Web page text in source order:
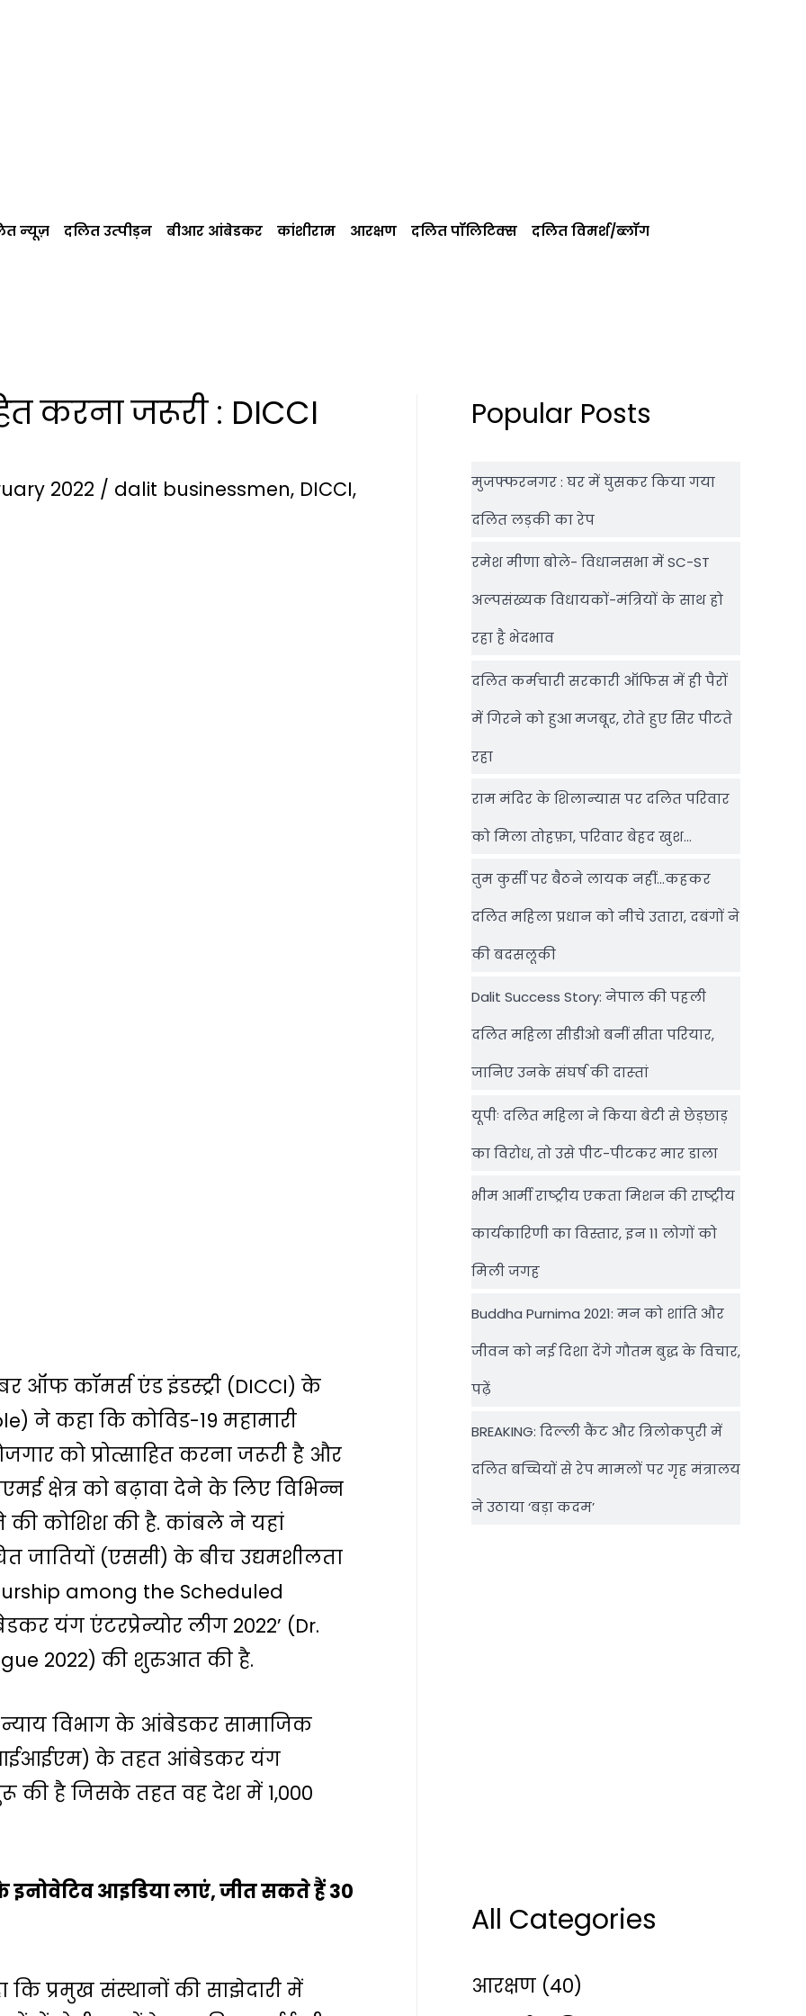
न्‍यूज़ दलित उत्‍पीड़न बीआर आंबेडकर कांशीराम आरक्षण दलित पॉलिटिक्‍स दलित विमर्श/ब्‍लॉग
करना जरूरी : DICCI
2022 / dalit businessmen, DICCI,
ऑफ कॉमर्स एंड इंडस्ट्री (DICCI) के
ने कहा कि कोविड-19 महामारी
को प्रोत्साहित करना जरूरी है और
क्षेत्र को बढ़ावा देने के लिए विभिन्न
कोशिश की है. कांबले ने यहां
जातियों (एससी) के बीच उद्यमशीलता
among the Scheduled
यंग एंटरप्रेन्योर लीग 2022’ (Dr.
2022) की शुरुआत की है.
न्याय विभाग के आंबेडकर सामाजिक
के तहत आंबेडकर यंग
शुरू की है जिसके तहत वह देश में 1,000
के इनोवेटिव आइडिया लाएं, जीत सकते हैं 30
प्रमुख संस्थानों की साझेदारी में
Popular Posts
मुजफ्फरनगर : घर में घुसकर किया गया
दलित लड़की का रेप
रमेश मीणा बोले- विधानसभा में SC-ST
अल्पसंख्यक विधायकों-मंत्रियों के साथ हो
रहा है भेदभाव
दलित कर्मचारी सरकारी ऑफ‍िस में ही पैरों
में गिरने को हुआ मजबूर, रोते हुए सिर पीटते
रहा
राम मंदिर के शिलान्‍यास पर दलित परिवार
को मिला तोहफ़ा, परिवार बेहद खुश…
तुम कुर्सी पर बैठने लायक नहीं…कहकर
दलित महिला प्रधान को नीचे उतारा, दबंगों ने
की बदसलूकी
Dalit Success Story: नेपाल की पहली
दलित महिला सीडीओ बनीं सीता परियार,
जानिए उनके संघर्ष की दास्‍तां
यूपीः दलित महिला ने किया बेटी से छेड़छाड़
का विरोध, तो उसे पीट-पीटकर मार डाला
भीम आर्मी राष्‍ट्रीय एकता मिशन की राष्‍ट्रीय
कार्यकारिणी का विस्तार, इन 11 लोगों को
मिली जगह
Buddha Purnima 2021: मन को शांति और
जीवन को नई दिशा देंगे गौतम बुद्ध के विचार,
पढ़ें
BREAKING: दिल्‍ली कैंट और त्रिलोकपुरी में
दलित बच्चियों से रेप मामलों पर गृह मंत्रालय
ने उठाया ‘बड़ा कदम’
All Categories
आरक्षण (40)